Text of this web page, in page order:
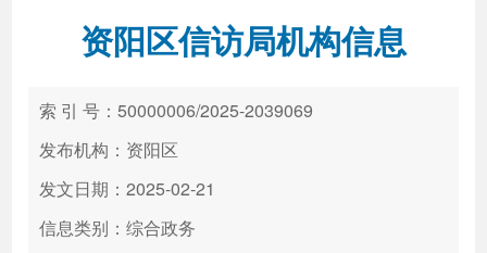
新闻中心 解读回应
政务服务
高效办成一件事
资阳区信访局机构信息
索 引 号：50000006/2025-2039069
发布机构：资阳区
发文日期：2025-02-21
信息类别：综合政务